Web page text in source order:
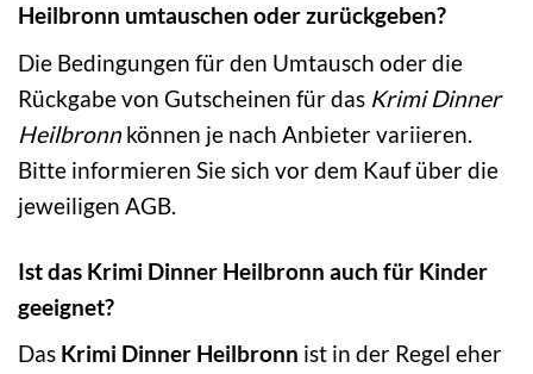
Heilbronn umtauschen oder zurückgeben?
Die Bedingungen für den Umtausch oder die
Rückgabe von Gutscheinen für das Krimi Dinner
Heilbronnkönnen je nach Anbieter variieren.
Bitte informieren Sie sich vor dem Kauf über die
jeweiligen AGB.
Ist das Krimi Dinner Heilbronn auch für Kinder
geeignet?
Das Krimi Dinner Heilbronn ist in der Regel eher